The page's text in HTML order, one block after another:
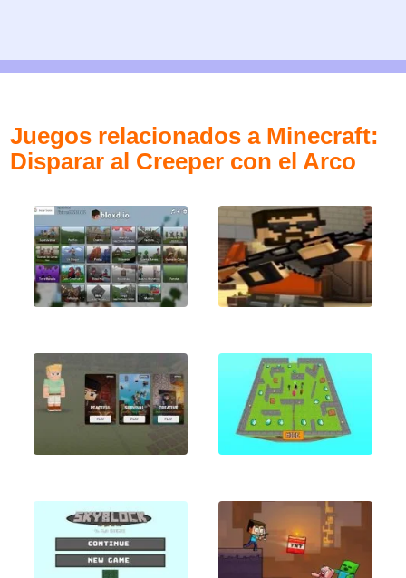
Juegos relacionados a Minecraft:
Disparar al Creeper con el Arco